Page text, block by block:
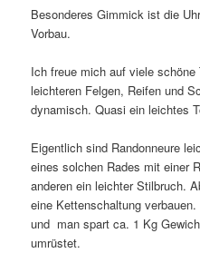
Besonderes Gimmick ist die
Vorbau.
Ich freue mich auf viele
leichteren Felgen, Reifen und
dynamisch. Quasi ein leichtes
Eigentlich sind Randonneure
eines solchen Rades mit einer
anderen ein leichter Stilbruch.
eine Kettenschaltung
und man spart ca. 1 Kg
umrüstet.